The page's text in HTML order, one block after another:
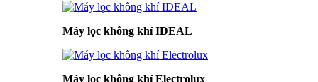
Máy lọc không khí IDEAL
Máy lọc không khí Electrolux